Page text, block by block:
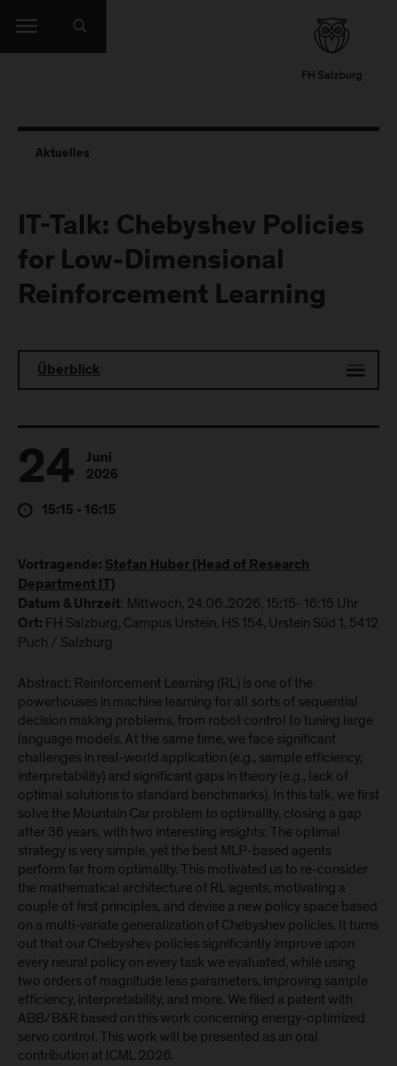
Aktuelles
IT-Talk: Chebyshev Policies
for Low-Dimensional
Reinforcement Learning
Überblick
24
Juni
2026
15:15 - 16:15
Vortragende: Stefan Huber (Head of Research
Department IT)
Datum & Uhrzeit: Mittwoch, 24.06..2026, 15:15- 16:15 Uhr
Ort: FH Salzburg, Campus Urstein, HS 154, Urstein Süd 1, 5412
Puch / Salzburg
Abstract: Reinforcement Learning (RL) is one of the
powerhouses in machine learning for all sorts of sequential
decision making problems, from robot control to tuning large
language models. At the same time, we face significant
challenges in real-world application (e.g., sample efficiency,
interpretability) and significant gaps in theory (e.g., lack of
optimal solutions to standard benchmarks). In this talk, we first
solve the Mountain Car problem to optimality, closing a gap
after 36 years, with two interesting insights: The optimal
strategy is very simple, yet the best MLP-based agents
perform far from optimality. This motivated us to re-consider
the mathematical architecture of RL agents, motivating a
couple of first principles, and devise a new policy space based
on a multi-variate generalization of Chebyshev policies. It turns
out that our Chebyshev policies significantly improve upon
every neural policy on every task we evaluated, while using
two orders of magnitude less parameters, improving sample
efficiency, interpretability, and more. We filed a patent with
ABB/B&R based on this work concerning energy-optimized
servo control. This work will be presented as an oral
contribution at ICML 2026.